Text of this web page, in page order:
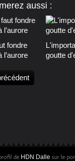
aussi :
fondre
l’aurore
goutte
de HDN Dalle sur le